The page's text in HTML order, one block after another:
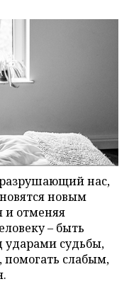
нас,
новым
и отменяя
– быть
судьбы,
помогать слабым,